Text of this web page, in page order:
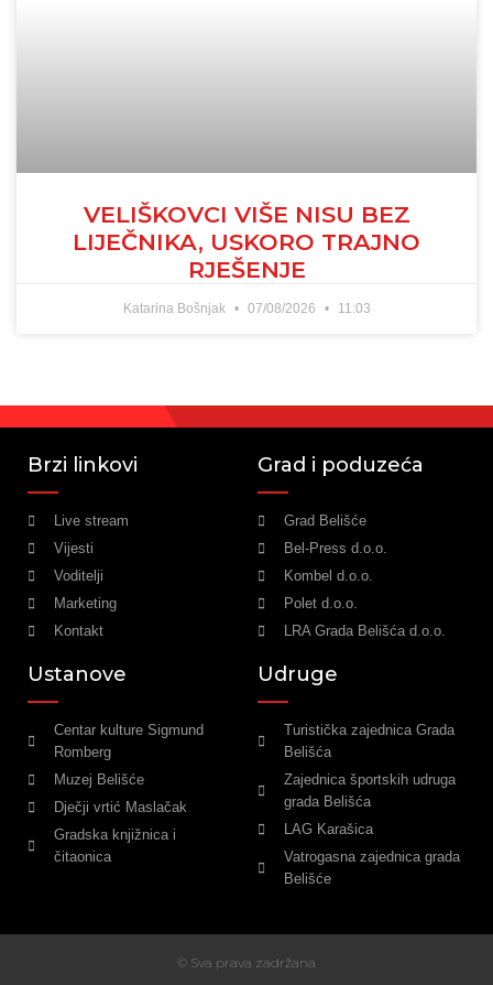
VELIŠKOVCI VIŠE NISU BEZ
LIJEČNIKA, USKORO TRAJNO
RJEŠENJE
Katarina Bošnjak 07/08/2026 11:03
Brzi linkovi
Live stream
Vijesti
Voditelji
Marketing
Kontakt
Grad i poduzeća
Grad Belišće
Bel-Press d.o.o.
Kombel d.o.o.
Polet d.o.o.
LRA Grada Belišća d.o.o.
Ustanove
Centar kulture Sigmund
Romberg
Muzej Belišće
Dječji vrtić Maslačak
Gradska knjižnica i
čitaonica
Udruge
Turistička zajednica Grada
Belišća
Zajednica športskih udruga
grada Belišća
LAG Karašica
Vatrogasna zajednica grada
Belišće
© Sva prava zadržana